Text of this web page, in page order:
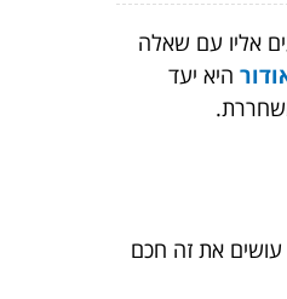
אליו עם שאלה
היא יעד
עושים את זה חכם